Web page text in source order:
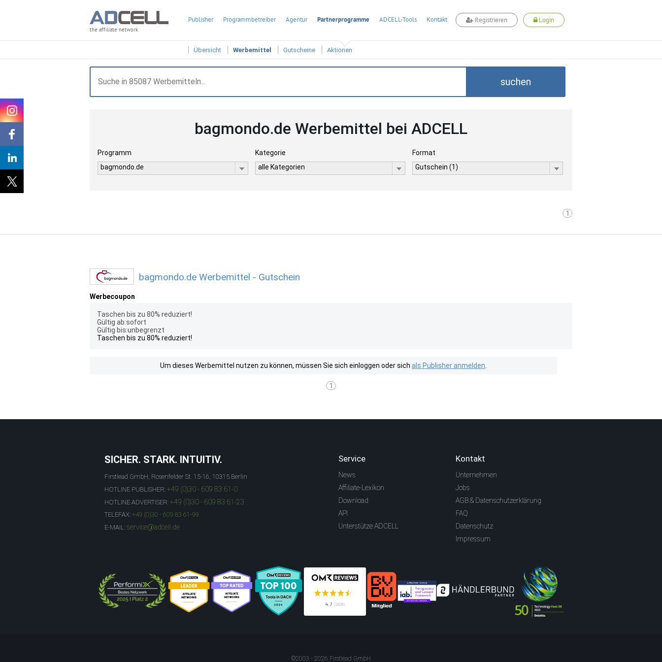
the affiliate network
Publisher Programmbetreiber Agentur Partnerprogramme ADCELL-Tools Kontakt Registrieren Login
Übersicht Werbemittel Gutscheine Aktionen
suchen
bagmondo.de Werbemittel bei ADCELL
Programm
bagmondo.de
Kategorie
alle Kategorien
Format
Gutschein (1)
1
bagmondo.de Werbemittel - Gutschein
Werbecoupon
Taschen bis zu 80% reduziert!
Gültig ab:sofort
Gültig bis:unbegrenzt
Taschen bis zu 80% reduziert!
Um dieses Werbemittel nutzen zu können, müssen Sie sich einloggen oder sich als Publisher anmelden
1
SICHER. STARK. INTUITIV.
Firstlead GmbH, Rosenfelder St. 15-16, 10315 Berlin
HOTLINE PUBLISHER: +49 (0)30 - 609 83 61-0
HOTLINE ADVERTISER: +49 (0)30 - 609 83 61-23
TELEFAX: +49 (0)30 - 609 83 61-99
E-MAIL: service@adcell.de
Service
News
Affiliate-Lexikon
Download
API
Unterstütze ADCELL
Kontakt
Unternehmen
Jobs
AGB & Datenschutzerklärung
FAQ
Datenschutz
Impressum
©2003 - 2026 Firstlead GmbH